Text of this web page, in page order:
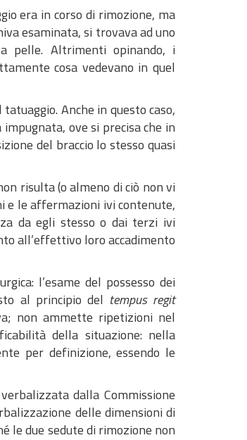
era in corso di rimozione, ma
esaminata, si trovava ad uno
pelle. Altrimenti opinando, i
cosa vedevano in quel
Anche in questo caso,
ove si precisa che in
del braccio lo stesso quasi
risulta (o almeno di ciò non vi
e le affermazioni ivi contenute,
da egli stesso o dai terzi ivi
all’effettivo loro accadimento
l’esame del possesso dei
al principio del tempus regit
non ammette ripetizioni nel
della situazione: nella
per definizione, essendo le
dalla Commissione
delle dimensioni di
le due sedute di rimozione non